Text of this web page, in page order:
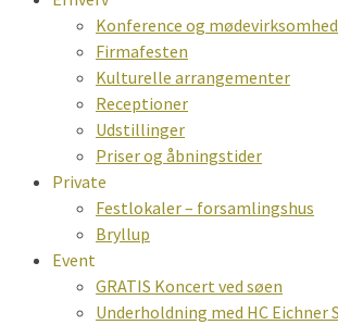
Konference og mødevirksomhed
Firmafesten
Kulturelle arrangementer
Receptioner
Udstillinger
Priser og åbningstider
Private
Festlokaler – forsamlingshus
Bryllup
Event
GRATIS Koncert ved søen
Underholdning med HC Eichner